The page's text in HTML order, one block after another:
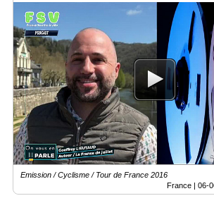
Emission / Cyclisme / Tour de France 2016
France | 06-